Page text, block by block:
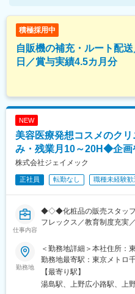
積極採用中
自販機の補充・ルート配
日／賞与実績4.5カ月分
NEW
美容医療発想コスメのク
み・残業月10～20H◆企画
株式会社ジェイメック
正社員 転勤なし 職種未経験歓
仕事内容
◆◇◆化粧品の販売スタッフ
フレックス／教育制度充実
＼こんな想いをお持ちの化
・将来的な年収やキャリア
・企画やマーケティングと
・より専門性の高い分野で
勤務地
＜勤務地詳細＞本社住所：
勤務地最寄駅：東京メトロ
喫煙可能場所あり変更の範
ーク含む）
【最寄り駅】
湯島駅、上野広小路駅、上